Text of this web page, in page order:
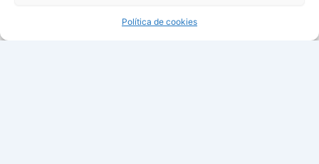
Política de cookies